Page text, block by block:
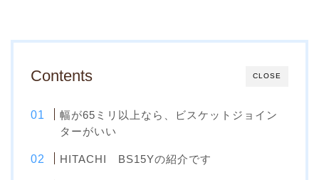
CLOSE
Contents
幅が65ミリ以上なら、ビスケットジョイン
ターがいい
HITACHI BS15Yの紹介です